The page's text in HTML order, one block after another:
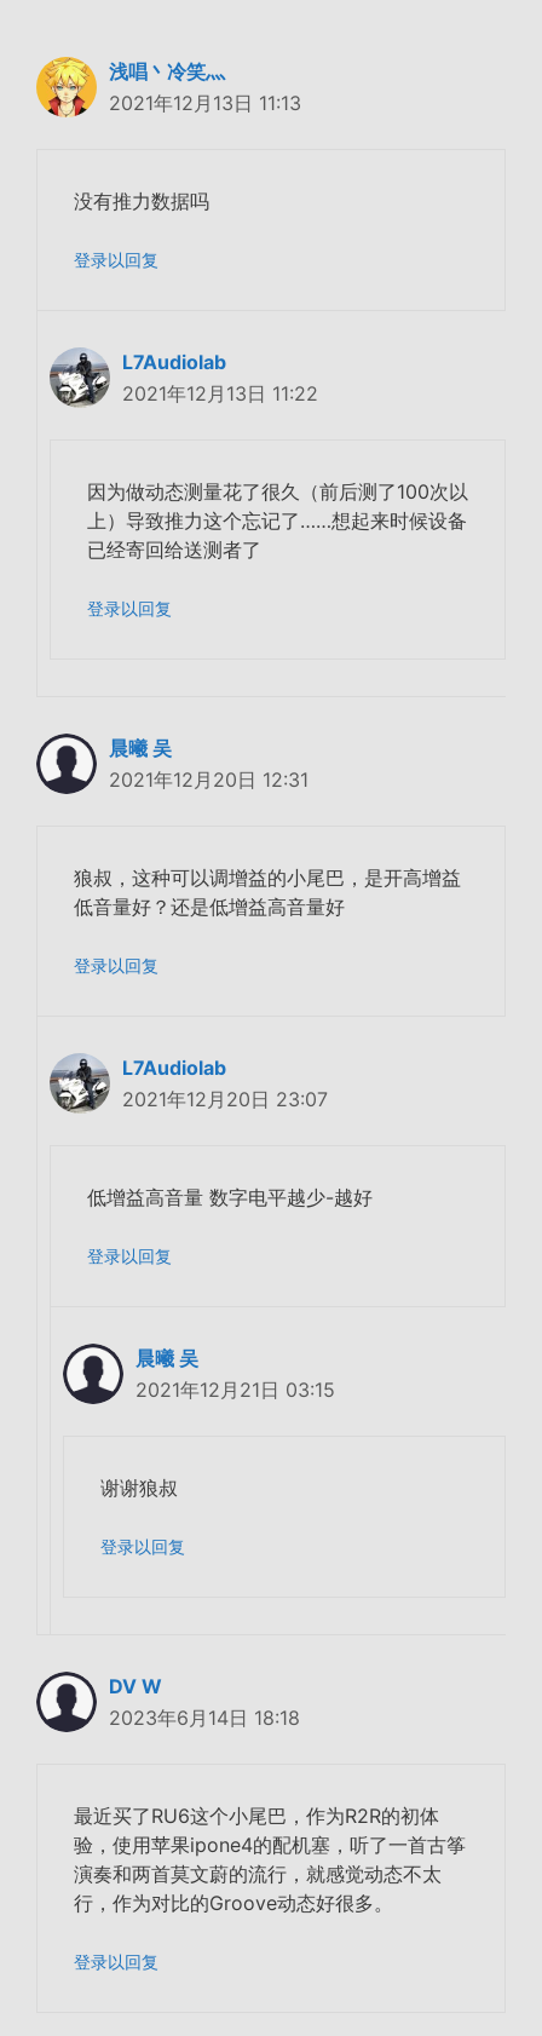
浅唱丶冷笑灬
2021年12月13日 11:13
没有推力数据吗
登录以回复
L7Audiolab
2021年12月13日 11:22
因为做动态测量花了很久（前后测了100次以
上）导致推力这个忘记了……想起来时候设备
已经寄回给送测者了
登录以回复
晨曦 吴
2021年12月20日 12:31
狼叔，这种可以调增益的小尾巴，是开高增益
低音量好？还是低增益高音量好
登录以回复
L7Audiolab
2021年12月20日 23:07
低增益高音量 数字电平越少-越好
登录以回复
晨曦 吴
2021年12月21日 03:15
谢谢狼叔
登录以回复
DV W
2023年6月14日 18:18
最近买了RU6这个小尾巴，作为R2R的初体
验，使用苹果ipone4的配机塞，听了一首古筝
演奏和两首莫文蔚的流行，就感觉动态不太
行，作为对比的Groove动态好很多。
登录以回复